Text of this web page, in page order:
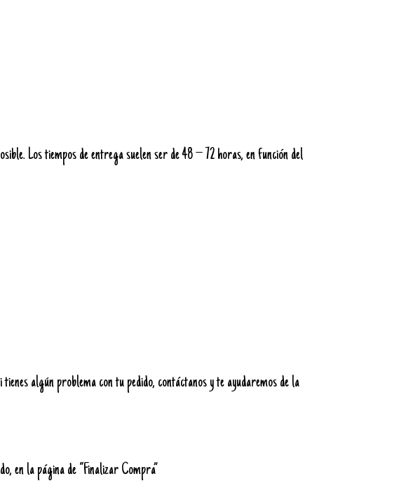
Los tiempos de entrega suelen ser de 48 – 72 horas, en función del
algún problema con tu pedido, contáctanos y te ayudaremos de la
en la página de “Finalizar Compra”